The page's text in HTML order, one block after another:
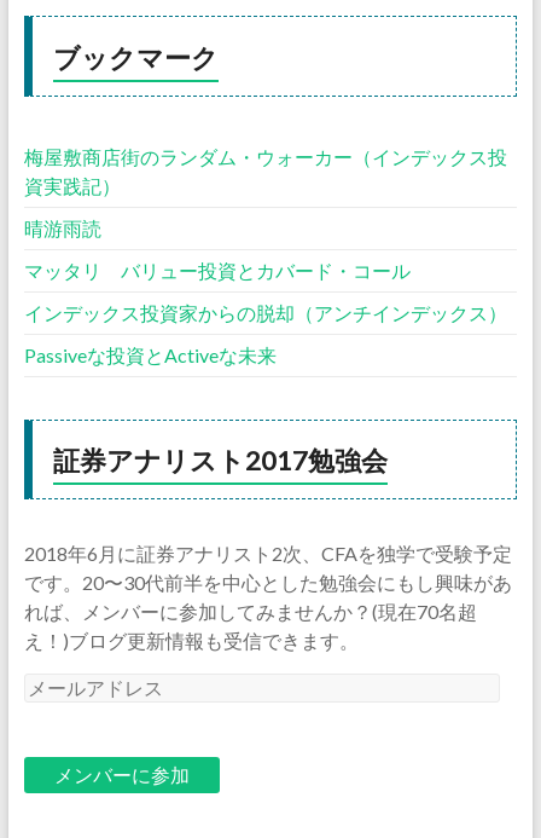
ブックマーク
梅屋敷商店街のランダム・ウォーカー（インデックス投
資実践記）
晴游雨読
マッタリ バリュー投資とカバード・コール
インデックス投資家からの脱却（アンチインデックス）
Passiveな投資とActiveな未来
証券アナリスト2017勉強会
2018年6月に証券アナリスト2次、CFAを独学で受験予定
です。20〜30代前半を中心とした勉強会にもし興味があ
れば、メンバーに参加してみませんか？(現在70名超
え！)ブログ更新情報も受信できます。
メ